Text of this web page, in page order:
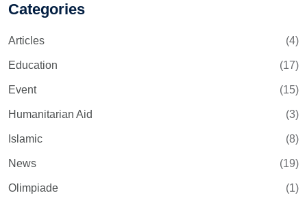
Categories
Articles (4)
Education (17)
Event (15)
Humanitarian Aid (3)
Islamic (8)
News (19)
Olimpiade (1)